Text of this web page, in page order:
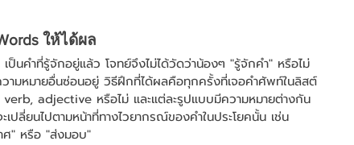
ให้ได้ผล
นคำที่รู้จักอยู่แล้ว โจทย์จึงไม่ได้วัดว่าน้องๆ "รู้จักคำ" หรือไม่
ามหมายอื่นซ่อนอยู่ วิธีฝึกที่ได้ผลคือทุกครั้งที่เจอคำศัพท์ในลิสต์
verb, adjective หรือไม่ และแต่ละรูปแบบมีความหมายต่างกัน
เปลี่ยนไปตามหน้าที่ทางไวยากรณ์ของคำในประโยคนั้น เช่น
ศ" หรือ "ส่งมอบ"